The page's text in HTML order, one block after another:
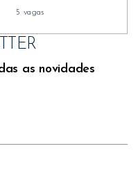
5 vagas
as novidades